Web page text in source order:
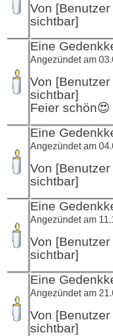
Von
sichtbar]
Eine
Angezündet am
Von
sichtbar]
Feier schön😍
Eine
Angezündet am
Von
sichtbar]
Eine
Angezündet am
Von
sichtbar]
Eine
Angezündet am
Von
sichtbar]